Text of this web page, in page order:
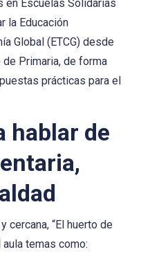
Escuelas Solidarias
la Educación
Global (ETCG) desde
Primaria, de forma
prácticas para el
hablar de
cercana, “El huerto de
temas como: